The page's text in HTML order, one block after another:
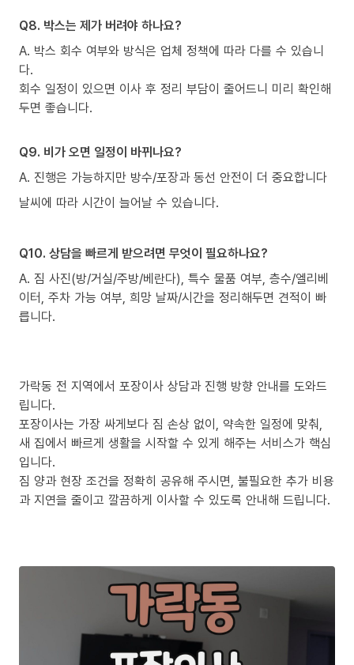
Q8. 박스는 제가 버려야 하나요?
A. 박스 회수 여부와 방식은 업체 정책에 따라 다를 수 있습니
다.
회수 일정이 있으면 이사 후 정리 부담이 줄어드니 미리 확인해
두면 좋습니다.
Q9. 비가 오면 일정이 바뀌나요?
A. 진행은 가능하지만 방수/포장과 동선 안전이 더 중요합니다
날씨에 따라 시간이 늘어날 수 있습니다.
Q10. 상담을 빠르게 받으려면 무엇이 필요하나요?
A. 짐 사진(방/거실/주방/베란다), 특수 물품 여부, 층수/엘리베
이터, 주차 가능 여부, 희망 날짜/시간을 정리해두면 견적이 빠
릅니다.
가락동 전 지역에서 포장이사 상담과 진행 방향 안내를 도와드
립니다.
포장이사는 가장 싸게보다 짐 손상 없이, 약속한 일정에 맞춰,
새 집에서 빠르게 생활을 시작할 수 있게 해주는 서비스가 핵심
입니다.
짐 양과 현장 조건을 정확히 공유해 주시면, 불필요한 추가 비용
과 지연을 줄이고 깔끔하게 이사할 수 있도록 안내해 드립니다.